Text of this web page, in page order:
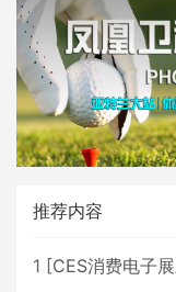
推荐内容
1 [CES消费电子